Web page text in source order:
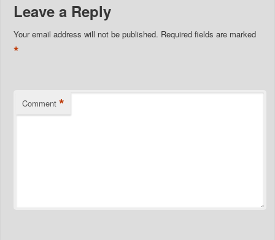
Leave a Reply
Your email address will not be published. Required fields are marked
*
Comment *